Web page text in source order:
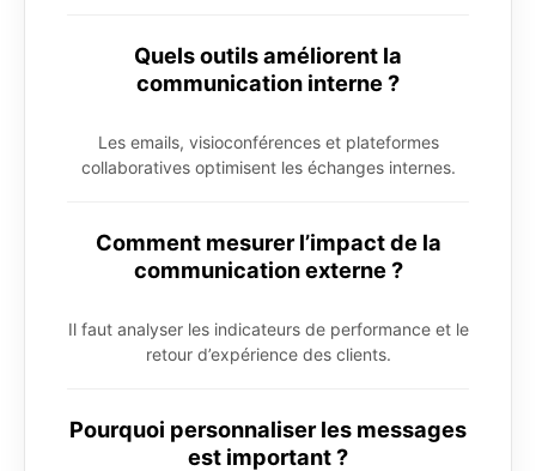
Quels outils améliorent la
communication interne ?
Les emails, visioconférences et plateformes
collaboratives optimisent les échanges internes.
Comment mesurer l’impact de la
communication externe ?
Il faut analyser les indicateurs de performance et le
retour d’expérience des clients.
Pourquoi personnaliser les messages
est important ?